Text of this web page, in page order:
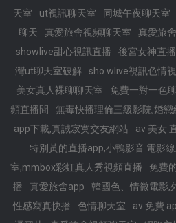
天室
ut視訊聊天室 同城午夜聊天室
聊天
真愛旅舍視頻聊天室
真愛旅
showlive甜心視訊直播
後宮女神直
灣ut聊天室破解
sho wlive視訊色情
美女真人裸聊聊天室
免費一對一色
頻直播間
無毒快播理倫三級影院,婚戀
app下載,真誠寂寞交友網站
av 美女
特別黃的直播app,小鴨影音 電影
室,mmbox彩虹真人秀視頻直播
免費
播
真愛旅舍app 韓國色、情微電影,
性感寫真快播
色情聊天室 av 免費